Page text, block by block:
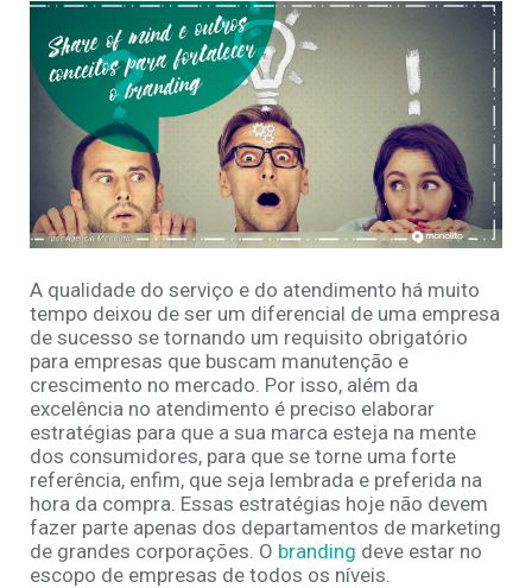
A qualidade do serviço e do atendimento há muito
tempo deixou de ser um diferencial de uma empresa
de sucesso se tornando um requisito obrigatório
para empresas que buscam manutenção e
crescimento no mercado. Por isso, além da
excelência no atendimento é preciso elaborar
estratégias para que a sua marca esteja na mente
dos consumidores, para que se torne uma forte
referência, enfim, que seja lembrada e preferida na
hora da compra. Essas estratégias hoje não devem
fazer parte apenas dos departamentos de marketing
de grandes corporações. O branding deve estar no
escopo de empresas de todos os níveis.